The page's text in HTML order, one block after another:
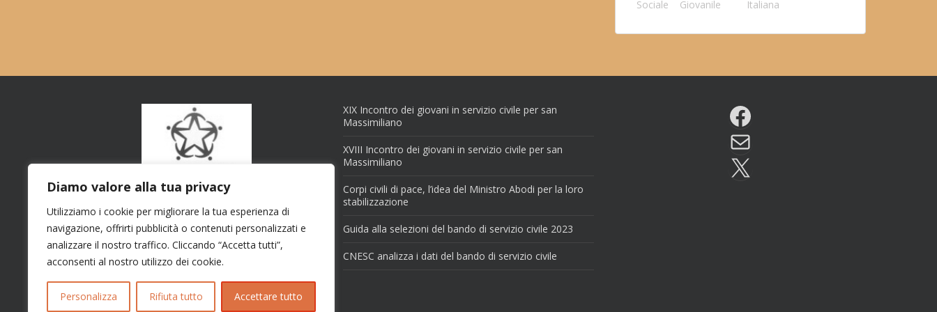
Diamo valore alla tua privacy
Utilizziamo i cookie per migliorare la tua esperienza di
navigazione, offrirti pubblicità o contenuti personalizzati e
analizzare il nostro traffico. Cliccando “Accetta tutti”,
acconsenti al nostro utilizzo dei cookie.
Personalizza Rifiuta tutto Accettare tutto
Sociale
Giovanile
Italiana
XIX Incontro dei giovani in servizio civile per san
Massimiliano
XVIII Incontro dei giovani in servizio civile per san
Massimiliano
Corpi civili di pace, l’idea del Ministro Abodi per la loro
stabilizzazione
Guida alla selezioni del bando di servizio civile 2023
CNESC analizza i dati del bando di servizio civile
Facebook
Email
X